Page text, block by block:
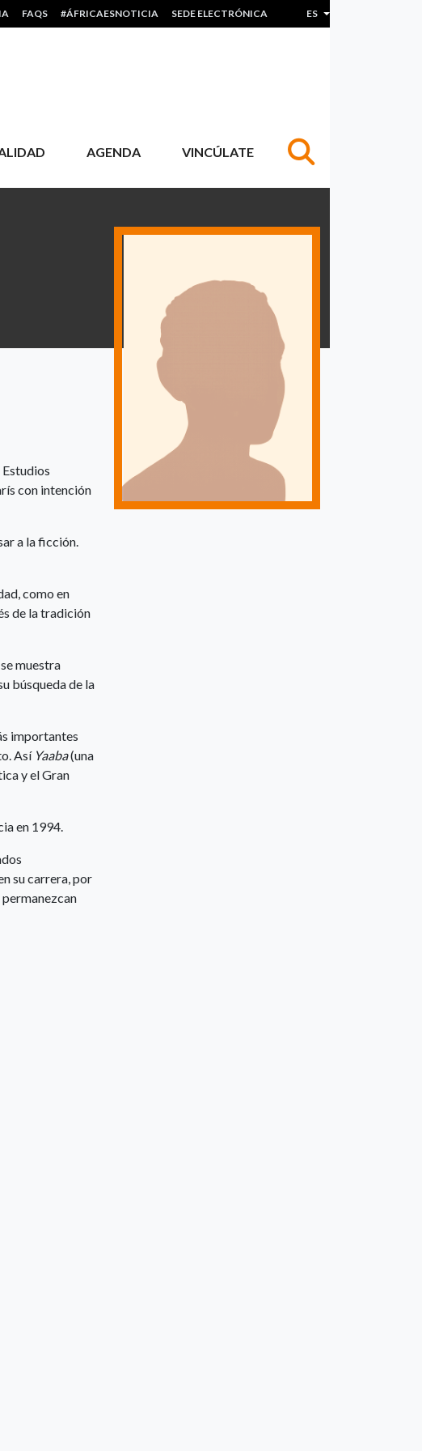
MENU
FAQS #ÁFRICAESNOTICIA SEDE ELECTRÓNICA ES Lista adicional de
AGENDA VINCÚLATE
con intención
a la ficción.
como en
de la tradición
muestra
búsqueda de la
importantes
Así Yaaba(una
y el Gran
en 1994.
su carrera, por